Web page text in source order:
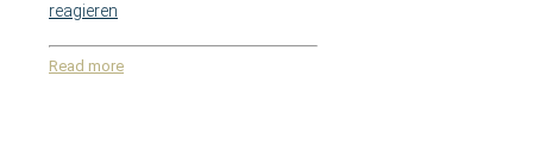
reagieren
Read more